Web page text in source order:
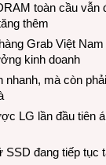
toàn cầu vẫn
thêm
Grab Việt
kinh doanh
nhanh, mà còn
LG lần đầu tiên
SSD đang tiếp tục